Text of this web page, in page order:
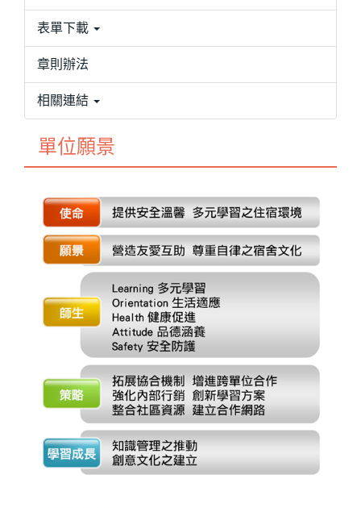
表單下載
章則辦法
相關連結
單位願景